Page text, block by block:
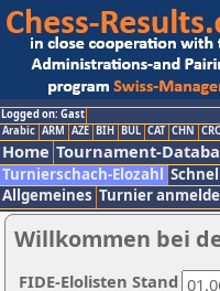
Logged on: Gast
Arabic ARM AZE BIH BUL CAT CHN
Home Tournament-
Turnierschach-Elozahl
Allgemeines Turnier
Willkommen bei
FIDE-Elolisten Stand